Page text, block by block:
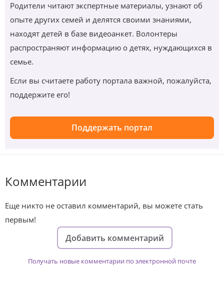
Родители читают экспертные материалы, узнают об
опыте других семей и делятся своими знаниями,
находят детей в базе видеоанкет. Волонтеры
распространяют информацию о детях, нуждающихся в
семье.
Если вы считаете работу портала важной, пожалуйста,
поддержите его!
Поддержать портал
Комментарии
Еще никто не оставил комментарий, вы можете стать
первым!
Добавить комментарий
Получать новые комментарии по электронной почте